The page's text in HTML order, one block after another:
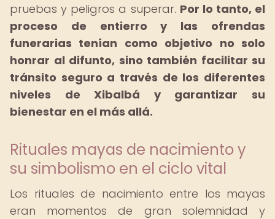
pruebas y peligros a superar. Por lo tanto, el
proceso de entierro y las ofrendas
funerarias tenían como objetivo no solo
honrar al difunto, sino también facilitar su
tránsito seguro a través de los diferentes
niveles de Xibalbá y garantizar su
bienestar en el más allá.
Rituales mayas de nacimiento y
su simbolismo en el ciclo vital
Los rituales de nacimiento entre los mayas
eran momentos de gran solemnidad y